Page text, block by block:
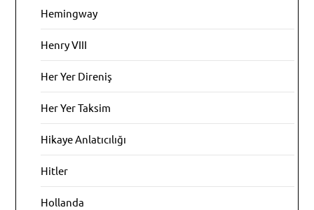
Hemingway
Henry VIII
Her Yer Direniş
Her Yer Taksim
Hikaye Anlatıcılığı
Hitler
Hollanda